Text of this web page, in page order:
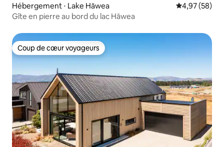
Hébergement ⋅ Lake Hāwea Évaluation
4,97 (58)
Gîte en pierre au bord du lac Hāwea
Coup de cœur voyageurs
Coup de cœur voyageurs